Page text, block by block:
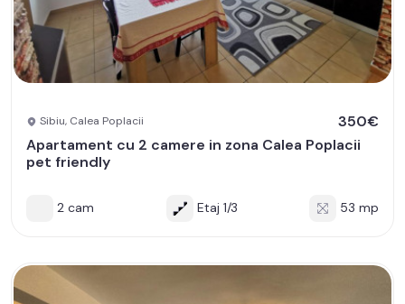
Sibiu, Calea Poplacii
350€
Apartament cu 2 camere in zona Calea Poplacii
pet friendly
2 cam Etaj 1/3 53 mp